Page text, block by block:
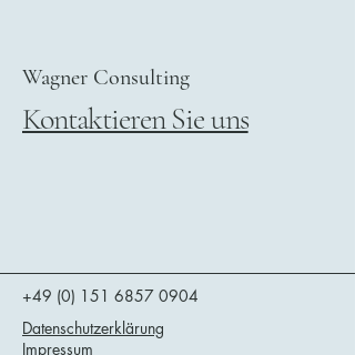
Wagner Consulting
Kontaktieren Sie uns
+49 (0) 151 6857 0904
Datenschutzerklärung
Impressum